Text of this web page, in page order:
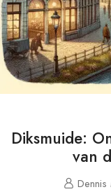
Diksmuide:
van
Dennis